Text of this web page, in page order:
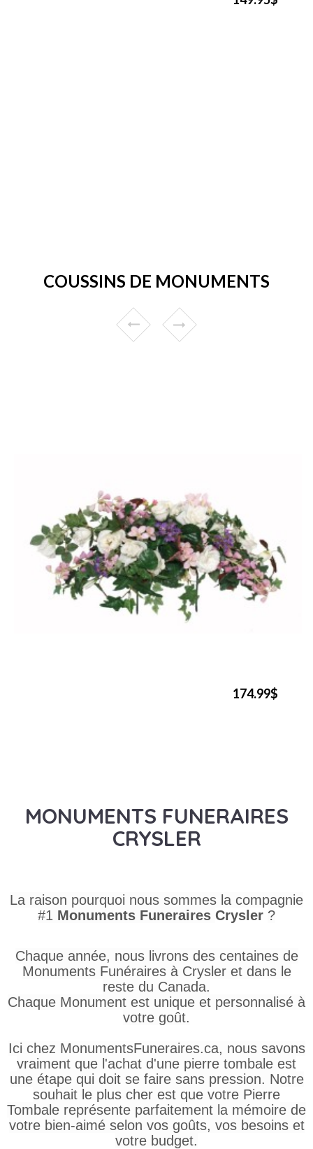
COUSSINS DE MONUMENTS
174.99$
MONUMENTS FUNERAIRES
CRYSLER
La raison pourquoi nous sommes la compagnie
#1 Monuments Funeraires Crysler ?
Chaque année, nous livrons des centaines de
Monuments Funéraires à Crysler et dans le
reste du Canada.
Chaque Monument est unique et personnalisé à
votre goût.
Ici chez MonumentsFuneraires.ca, nous savons
vraiment que l'achat d'une pierre tombale est
une étape qui doit se faire sans pression. Notre
souhait le plus cher est que votre Pierre
Tombale représente parfaitement la mémoire de
votre bien-aimé selon vos goûts, vos besoins et
votre budget.